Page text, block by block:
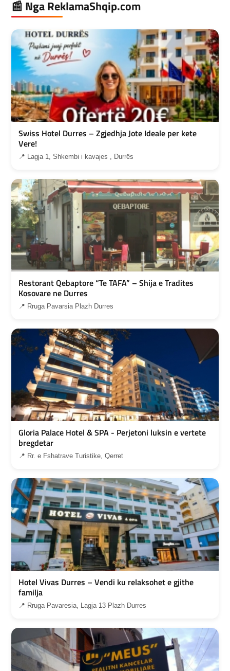
📰 Nga ReklamaShqip.com
Swiss Hotel Durres – Zgjedhja Jote Ideale per kete
Vere!
📍 Lagja 1, Shkembi i kavajes , Durrës
Restorant Qebaptore “Te TAFA” – Shija e Tradites
Kosovare ne Durres
📍 Rruga Pavarsia Plazh Durres
Gloria Palace Hotel & SPA - Perjetoni luksin e vertete
bregdetar
📍 Rr. e Fshatrave Turistike, Qerret
Hotel Vivas Durres – Vendi ku relaksohet e gjithe
familja
📍 Rruga Pavaresia, Lagja 13 Plazh Durres